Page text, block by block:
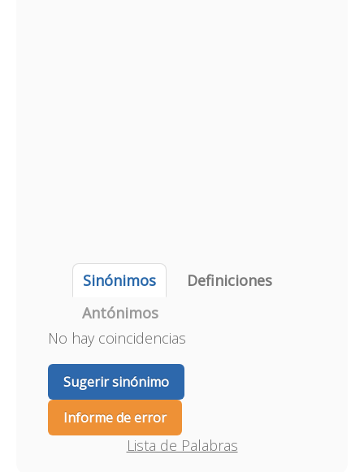
Sinónimos
Definiciones
Antónimos
No hay coincidencias
Sugerir sinónimo
Informe de error
Lista de Palabras